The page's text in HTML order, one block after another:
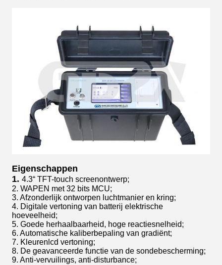
Eigenschappen
1. 4.3“ TFT-touch screenontwerp;
2. WAPEN met 32 bits MCU;
3. Afzonderlijk ontworpen luchtmanier en kring;
4. Digitale vertoning van batterij elektrische
hoeveelheid;
5. Goede herhaalbaarheid, hoge reactiesnelheid;
6. Automatische kaliberbepaling van gradiënt;
7. Kleurenlcd vertoning;
8. De geavanceerde functie van de sondebescherming;
9. Anti-vervuilings, anti-disturbance;